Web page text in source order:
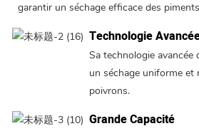
garantir un séchage efficace des
Technologie
Sa technologie avancée
un séchage uniforme et
poivrons.
Grande Capacité